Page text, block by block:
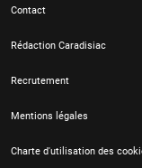
Contact
Rédaction Caradisiac
Recrutement
Mentions légales
Charte d'utilisation des